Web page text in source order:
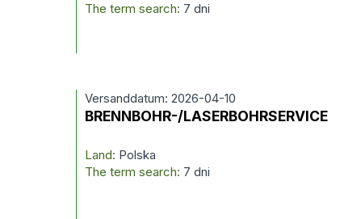
The term search: 7 dni
Versanddatum: 2026-04-10
BRENNBOHR-/LASERBOHRSERVICE
Land: Polska
The term search: 7 dni